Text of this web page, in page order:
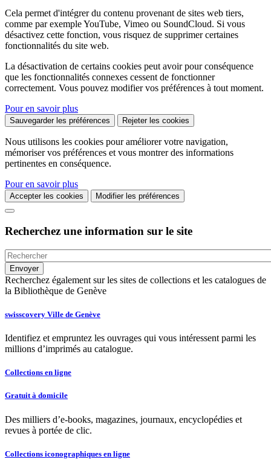
Cela permet d'intégrer du contenu provenant de sites web tiers,
comme par exemple YouTube, Vimeo ou SoundCloud. Si vous
désactivez cette fonction, vous risquez de supprimer certaines
fonctionnalités du site web.
La désactivation de certains cookies peut avoir pour conséquence
que les fonctionnalités connexes cessent de fonctionner
correctement. Vous pouvez modifier vos préférences à tout moment.
Pour en savoir plus
Sauvegarder les préférences Rejeter les cookies
Nous utilisons les cookies pour améliorer votre navigation,
mémoriser vos préférences et vous montrer des informations
pertinentes en conséquence.
Pour en savoir plus
Accepter les cookies Modifier les préférences
Recherchez une information sur le site
Recherchez également sur les sites de collections et les catalogues de
la Bibliothèque de Genève
swisscovery Ville de Genève
Identifiez et empruntez les ouvrages qui vous intéressent parmi les
millions d’imprimés au catalogue.
Collections en ligne
Gratuit à domicile
Des milliers d’e-books, magazines, journaux, encyclopédies et
revues à portée de clic.
Collections iconographiques en ligne